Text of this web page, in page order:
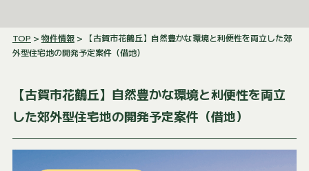
TOP > 物件情報> 【古賀市花鶴丘】自然豊かな環境と利便性を両立した郊
外型住宅地の開発予定案件（借地）
【古賀市花鶴丘】自然豊かな環境と利便性を両立
した郊外型住宅地の開発予定案件（借地）